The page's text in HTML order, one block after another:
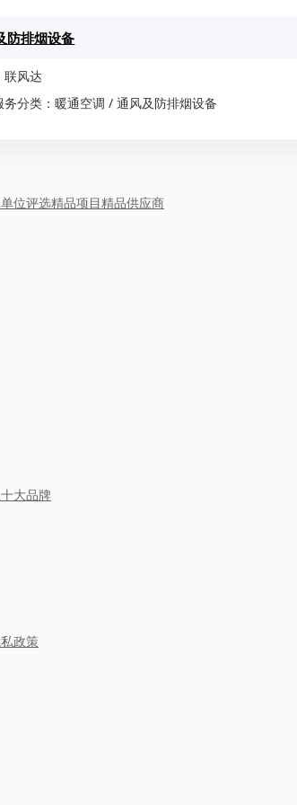
防排烟设备
联风达
务分类：暖通空调 / 通风及防排烟设备
位评选精品项目精品供应商
大品牌
政策